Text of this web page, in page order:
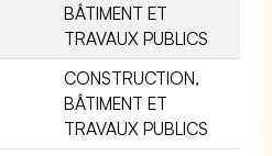
BÂTIMENT ET
TRAVAUX PUBLICS
CONSTRUCTION,
BÂTIMENT ET
TRAVAUX PUBLICS